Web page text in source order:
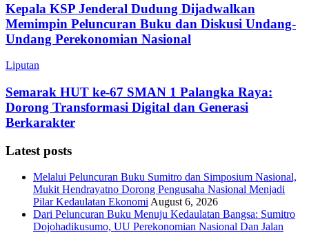
Kepala KSP Jenderal Dudung Dijadwalkan
Memimpin Peluncuran Buku dan Diskusi Undang-
Undang Perekonomian Nasional
Liputan
Semarak HUT ke-67 SMAN 1 Palangka Raya:
Dorong Transformasi Digital dan Generasi
Berkarakter
Latest posts
Melalui Peluncuran Buku Sumitro dan Simposium Nasional,
Mukit Hendrayatno Dorong Pengusaha Nasional Menjadi
Pilar Kedaulatan EkonomiAugust 6, 2026
Dari Peluncuran Buku Menuju Kedaulatan Bangsa: Sumitro
Dojohadikusumo, UU Perekonomian Nasional Dan Jalan